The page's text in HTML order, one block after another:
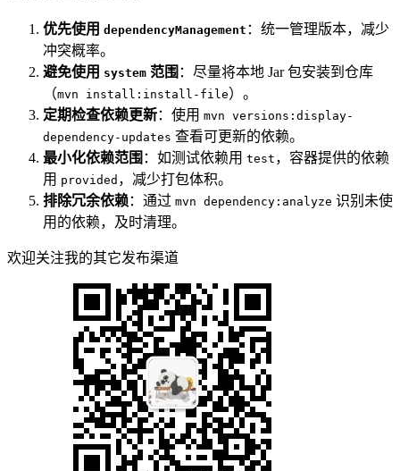
优先使用 dependencyManagement ：统一管理版本，减少
冲突概率。
避免使用 system 范围 ：尽量将本地 Jar 包安装到仓库
（mvn install:install-file）。
定期检查依赖更新：使用 mvn versions:display-
dependency-updates 查看可更新的依赖。
最小化依赖范围 ：如测试依赖用 test ，容器提供的依赖
用 provided ，减少打包体积。
排除冗余依赖：通过 mvn dependency:analyze 识别未使
用的依赖，及时清理。
欢迎关注我的其它发布渠道